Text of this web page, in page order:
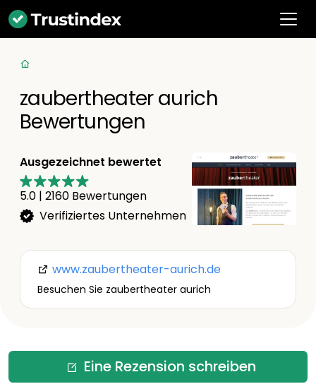
zaubertheater aurich
Bewertungen
Ausgezeichnet bewertet
5.0 | 2160 Bewertungen
Verifiziertes Unternehmen
www.zaubertheater-aurich.de
Besuchen Sie zaubertheater aurich
Eine Rezension schreiben